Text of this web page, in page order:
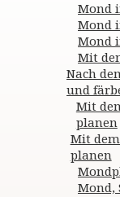
Mond
Mond
Mond
Mit
Nach
und
Mit
planen
Mit
planen
Mond,